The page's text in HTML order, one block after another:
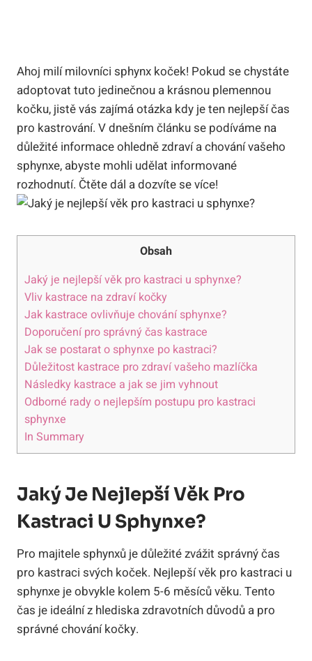
Ahoj milí milovníci sphynx koček! Pokud se chystáte
adoptovat tuto jedinečnou a krásnou plemennou
kočku, jistě vás zajímá otázka kdy je ten nejlepší čas
pro kastrování. V dnešním článku se podíváme na
důležité informace ohledně zdraví a chování vašeho
sphynxe, abyste mohli udělat informované
rozhodnutí. Čtěte dál a dozvíte se více!
Obsah
Jaký je nejlepší věk pro kastraci u sphynxe?
Vliv kastrace na zdraví kočky
Jak kastrace ovlivňuje chování sphynxe?
Doporučení pro správný čas kastrace
Jak se postarat o sphynxe po kastraci?
Důležitost kastrace pro zdraví vašeho mazlíčka
Následky kastrace a jak se jim vyhnout
Odborné rady o nejlepším postupu pro kastraci
sphynxe
In Summary
Jaký Je Nejlepší Věk Pro
Kastraci U Sphynxe?
Pro majitele sphynxů je důležité zvážit správný čas
pro kastraci svých koček. Nejlepší věk pro kastraci u
sphynxe je obvykle kolem 5-6 měsíců věku. Tento
čas je ideální z hlediska zdravotních důvodů a pro
správné chování kočky.